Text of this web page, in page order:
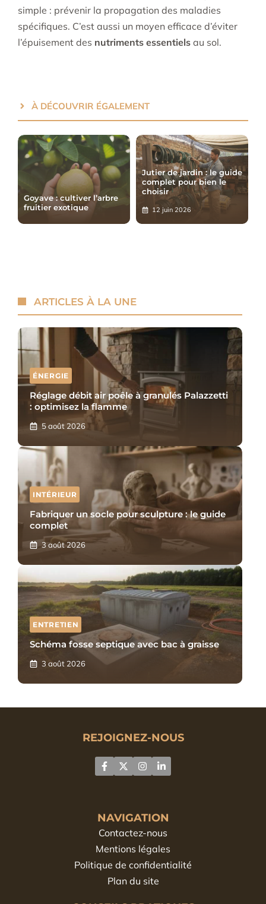
simple : prévenir la propagation des maladies
spécifiques. C’est aussi un moyen efficace d’éviter
l’épuisement des nutriments essentiels au sol.
À DÉCOUVRIR ÉGALEMENT
Goyave : cultiver l’arbre
fruitier exotique
Jutier de jardin : le guide
complet pour bien le
choisir
12 juin 2026
ARTICLES À LA UNE
ÉNERGIE
Réglage débit air poêle à granulés Palazzetti
: optimisez la flamme
5 août 2026
INTÉRIEUR
Fabriquer un socle pour sculpture : le guide
complet
3 août 2026
ENTRETIEN
Schéma fosse septique avec bac à graisse
3 août 2026
NAVIGATION
Contactez-nous
Mentions légales
Politique de confidentialité
Plan du site
REJOIGNEZ-NOUS